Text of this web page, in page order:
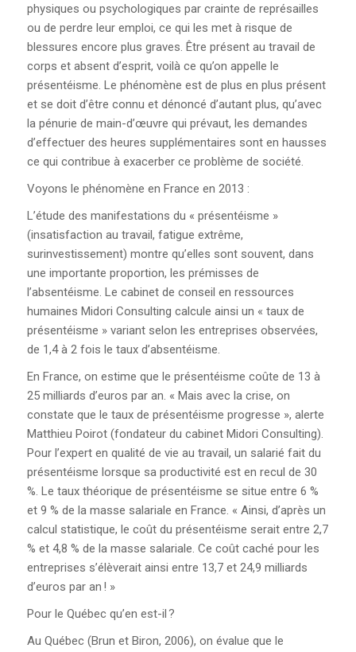
physiques ou psychologiques par crainte de représailles
ou de perdre leur emploi, ce qui les met à risque de
blessures encore plus graves. Être présent au travail de
corps et absent d’esprit, voilà ce qu’on appelle le
présentéisme. Le phénomène est de plus en plus présent
et se doit d’être connu et dénoncé d’autant plus, qu’avec
la pénurie de main-d’œuvre qui prévaut, les demandes
d’effectuer des heures supplémentaires sont en hausses
ce qui contribue à exacerber ce problème de société.
Voyons le phénomène en France en 2013 :
L’étude des manifestations du « présentéisme »
(insatisfaction au travail, fatigue extrême,
surinvestissement) montre qu’elles sont souvent, dans
une importante proportion, les prémisses de
l’absentéisme. Le cabinet de conseil en ressources
humaines Midori Consulting calcule ainsi un « taux de
présentéisme » variant selon les entreprises observées,
de 1,4 à 2 fois le taux d’absentéisme.
En France, on estime que le présentéisme coûte de 13 à
25 milliards d’euros par an. « Mais avec la crise, on
constate que le taux de présentéisme progresse », alerte
Matthieu Poirot (fondateur du cabinet Midori Consulting).
Pour l’expert en qualité de vie au travail, un salarié fait du
présentéisme lorsque sa productivité est en recul de 30
%. Le taux théorique de présentéisme se situe entre 6 %
et 9 % de la masse salariale en France. « Ainsi, d’après un
calcul statistique, le coût du présentéisme serait entre 2,7
% et 4,8 % de la masse salariale. Ce coût caché pour les
entreprises s’élèverait ainsi entre 13,7 et 24,9 milliards
d’euros par an ! »
Pour le Québec qu’en est-il ?
Au Québec (Brun et Biron, 2006), on évalue que le
POLITIQUE D’AIDE
PUBLICATIONS
JOURNAL LE RÉFLEXE
INTERCULTURELLES ET
RACISME SYSTÉMIQUE
DOCUMENTS DU
CENTENAIRE
SE SYNDIQUER
SYNDIQUER?
UN SYNDICAT POUR SE
FAIRE RESPECTER
FOIRE AUX QUESTIONS
(FAQ)
POURQUOI LA CSN?